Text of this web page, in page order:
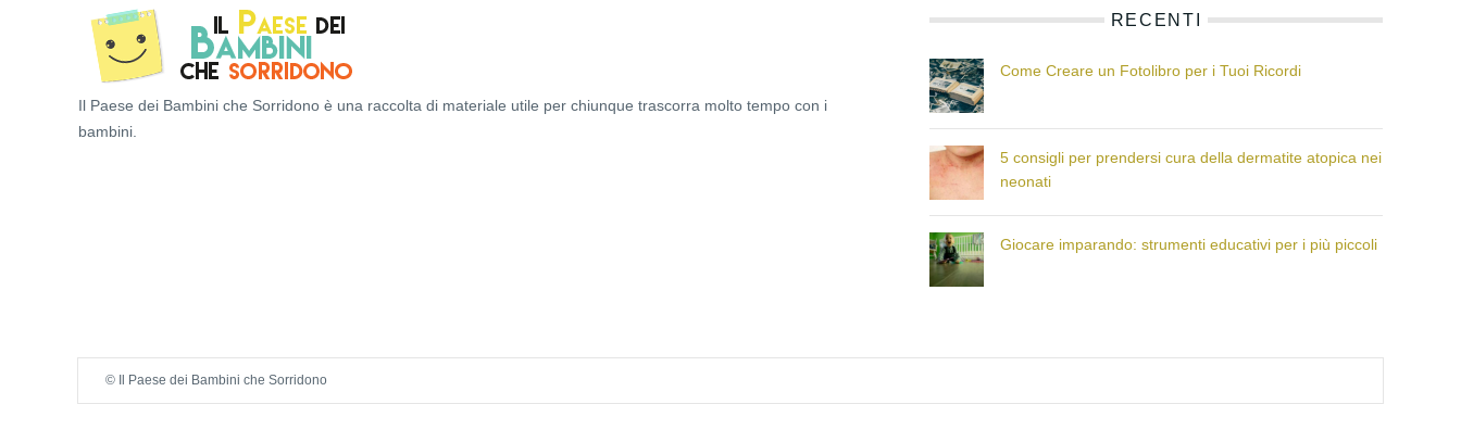
Il Paese dei Bambini che Sorridono è una raccolta di materiale utile per chiunque trascorra molto tempo con i
bambini.
RECENTI
Come Creare un Fotolibro per i Tuoi Ricordi
5 consigli per prendersi cura della dermatite atopica nei
neonati
Giocare imparando: strumenti educativi per i più piccoli
© Il Paese dei Bambini che Sorridono